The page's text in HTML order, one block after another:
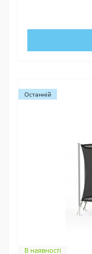
Останній
В наявності